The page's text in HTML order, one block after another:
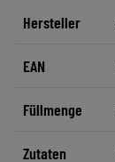
Hersteller
EAN
Füllmenge
Zutaten